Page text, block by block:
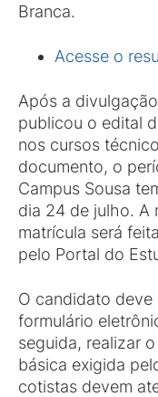
Branca.
Acesse o
Após a
publicou o edital
nos cursos
documento, o
Campus Sousa
dia 24 de julho. A
matrícula será
pelo Portal do
O candidato deve
formulário
seguida, realizar o
básica exigida
cotistas devem